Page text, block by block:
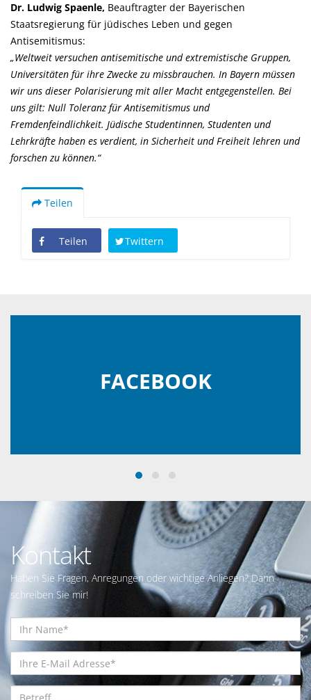
Dr. Ludwig Spaenle, Beauftragter der Bayerischen
Staatsregierung für jüdisches Leben und gegen
Antisemitismus:
Weltweit versuchen antisemitische und extremistische Gruppen,
Universitäten für ihre Zwecke zu missbrauchen. In Bayern müssen
wir uns dieser Polarisierung mit aller Macht entgegenstellen. Bei
uns gilt: Null Toleranz für Antisemitismus und
Fremdenfeindlichkeit. Jüdische Studentinnen, Studenten und
Lehrkräfte haben es verdient, in Sicherheit und Freiheit lehren und
forschen zu können.“
Teilen
Teilen Twittern
FACEBOOK
Kontakt
Haben Sie Fragen, Anregungen oder wichtige Anliegen? Dann
schreiben Sie mir!